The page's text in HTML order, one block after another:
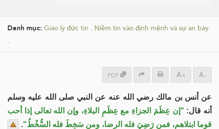
Danh mục: Giáo lý đức tin . Niềm tin vào định mệnh và sự an bày
.
PDF + -
عن أنس بن مالك رضي الله عنه عن النبي صلى الله عليه وسلم
أنه قال: "إن عِظَمَ الجزاءِ مع عِظَمِ البلاءِ، وإن الله تعالى إذا أحب
قوما ابتلاهم، فمن رَضِيَ فله الرِضا، ومن سَخِطَ فله السُّخْطُ".